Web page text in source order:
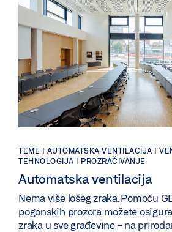
TEME | AUTOMATSKA VENTILACIJA |
TEHNOLOGIJA | PROZRAČIVANJE
Automatska ventilacija
Nema više lošeg zraka. Pomoću
pogonskih prozora možete
zraka u sve građevine - na